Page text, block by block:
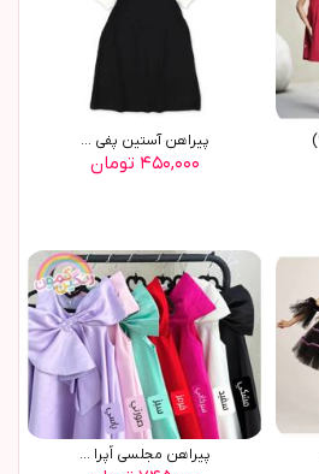
پيراهن آستين پفي ...
۴۵۰,۰۰۰ تومان
پیراهن مجلسی اُپرا ...